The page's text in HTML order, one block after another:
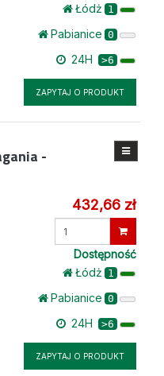
Łódż 1
Pabianice 0
24H >6
ZAPYTAJ O PRODUKT
-
432,66 zł
Dostępność
Łódż 1
Pabianice 0
24H >6
ZAPYTAJ O PRODUKT